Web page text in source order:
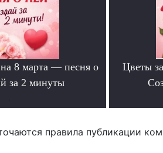
8 марта — песня о
за 2 минуты
Цветы
правила публикации